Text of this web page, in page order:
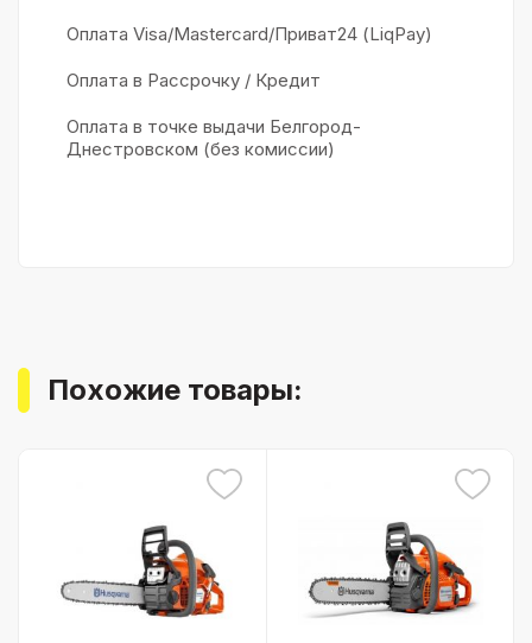
Оплата Visa/Mastercard/Приват24 (LiqPay)
Оплата в Рассрочку / Кредит
Оплата в точке выдачи Белгород-
Днестровском (без комиссии)
Похожие товары: